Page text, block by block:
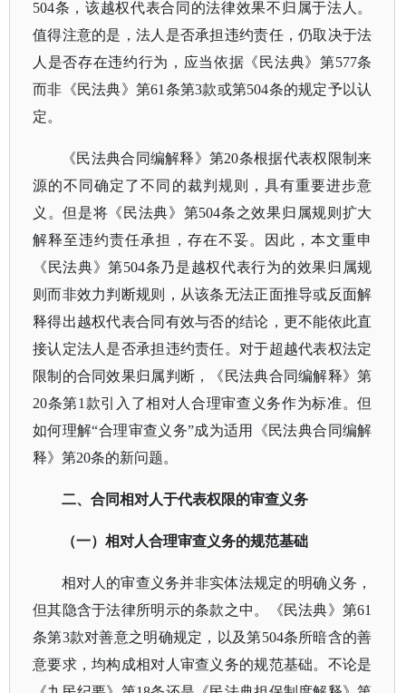
504条，该越权代表合同的法律效果不归属于法人。
值得注意的是，法人是否承担违约责任，仍取决于法
人是否存在违约行为，应当依据《民法典》第577条
而非《民法典》第61条第3款或第504条的规定予以认
定。
《民法典合同编解释》第20条根据代表权限制来
源的不同确定了不同的裁判规则，具有重要进步意
义。但是将《民法典》第504条之效果归属规则扩大
解释至违约责任承担，存在不妥。因此，本文重申
《民法典》第504条乃是越权代表行为的效果归属规
则而非效力判断规则，从该条无法正面推导或反面解
释得出越权代表合同有效与否的结论，更不能依此直
接认定法人是否承担违约责任。对于超越代表权法定
限制的合同效果归属判断，《民法典合同编解释》第
20条第1款引入了相对人合理审查义务作为标准。但
如何理解“合理审查义务”成为适用《民法典合同编解
释》第20条的新问题。
二、合同相对人于代表权限的审查义务
（一）相对人合理审查义务的规范基础
相对人的审查义务并非实体法规定的明确义务，
但其隐含于法律所明示的条款之中。《民法典》第61
条第3款对善意之明确规定，以及第504条所暗含的善
意要求，均构成相对人审查义务的规范基础。不论是